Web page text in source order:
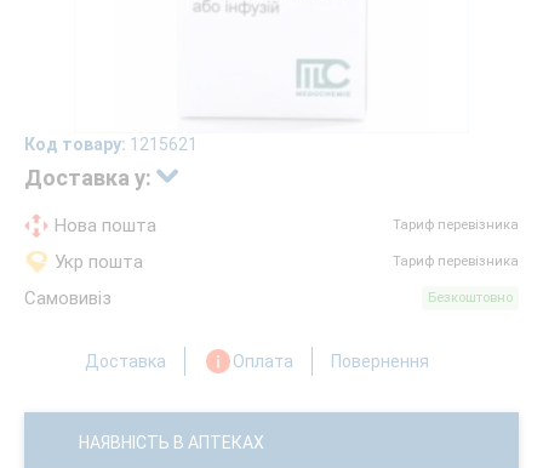
Код товару: 1215621
Доставка у:
Нова пошта Тариф перевізника
Укр пошта Тариф перевізника
Самовивіз Безкоштовно
Доставка Оплата Повернення
НАЯВНІСТЬ В АПТЕКАХ